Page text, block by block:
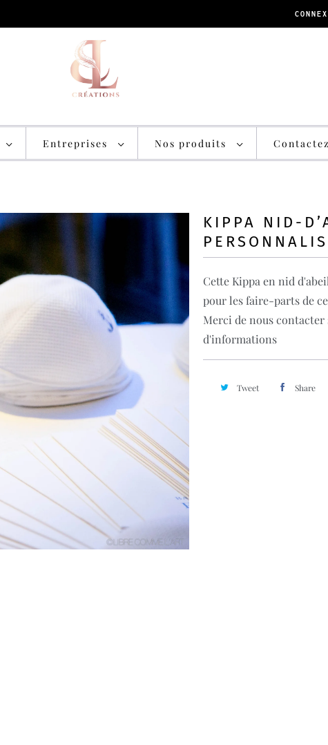
Entreprises Nos produits
KIPPA NID-
Cette Kippa en nid
pour les faire-parts de
Merci de nous
d'informations
Tweet Share